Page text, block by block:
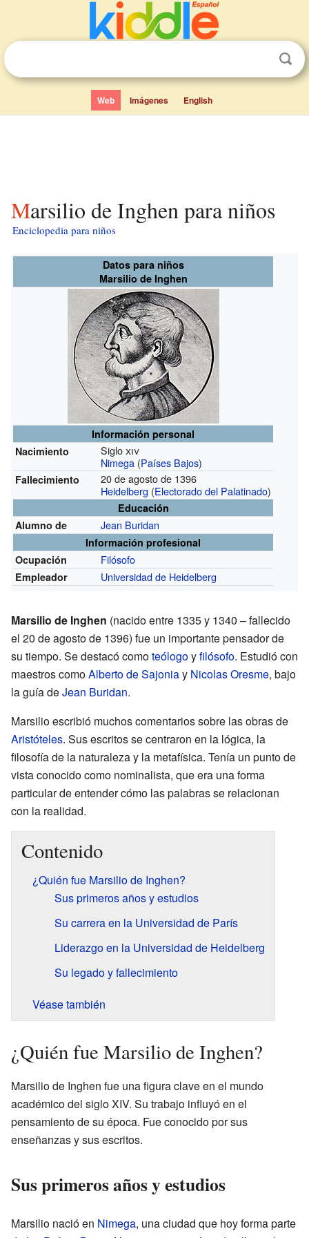
Web Imágenes English
Marsilio de Inghen para niños
Enciclopedia para niños
Datos para niños
Marsilio de Inghen
Información personal
Nacimiento
Sigloxiv
Nimega (Países Bajos)
Fallecimiento
20 de agosto de 1396
Heidelberg (Electorado del Palatinado)
Educación
Alumno de
Jean Buridan
Información profesional
Ocupación
Filósofo
Empleador Universidad de Heidelberg
Marsilio de Inghen (nacido entre 1335 y 1340 – fallecido
el 20 de agosto de 1396) fue un importante pensador de
su tiempo. Se destacó comoteólogoyfilósofo. Estudió con
maestros comoAlberto de Sajoniay Nicolas Oresme, bajo
la guía deJean Buridan.
Marsilio escribió muchos comentarios sobre las obras de
Aristóteles. Sus escritos se centraron en la lógica, la
filosofía de la naturaleza y la metafísica. Tenía un punto de
vista conocido como nominalista, que era una forma
particular de entender cómo las palabras se relacionan
con la realidad.
Contenido
¿Quién fue Marsilio de Inghen?
Sus primeros años y estudios
Su carrera en la Universidad de París
Liderazgo en la Universidad de Heidelberg
Su legado y fallecimiento
Véase también
¿Quién fue Marsilio de Inghen?
Marsilio de Inghen fue una figura clave en el mundo
académico del siglo XIV. Su trabajo influyó en el
pensamiento de su época. Fue conocido por sus
enseñanzas y sus escritos.
Sus primeros años y estudios
Marsilio nació en Nimega, una ciudad que hoy forma parte